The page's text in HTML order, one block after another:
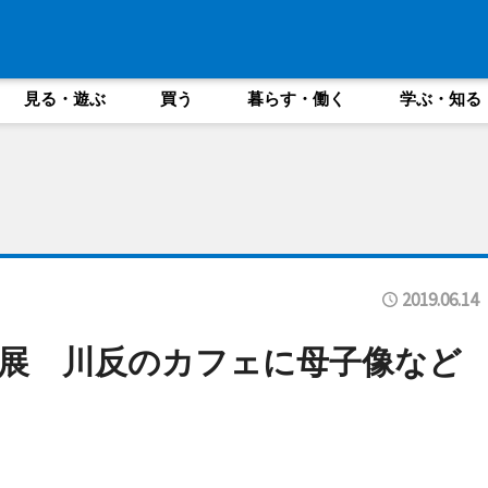
見る・遊ぶ 買う 暮らす・働く 学ぶ・知る
2019.06.14
川反のカフェに母子像など